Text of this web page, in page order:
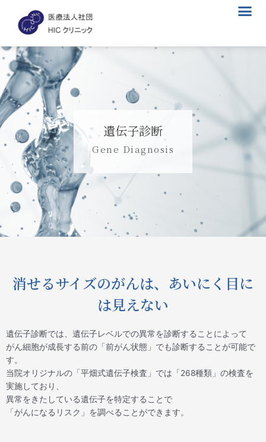
ス
キ
ッ
プ
メ
ニ
ー
遺伝子診断
Gene Diagnosis
消せるサイズのがんは、あいにく目に
は見えない
遺伝子診断では、遺伝子レベルでの異常を診断することによって
がん細胞が成長する前の「前がん状態」でも診断することが可能で
す。
当院オリジナルの「平畑式遺伝子検査」では「268種類」の検査を
実施しており、
異常をきたしている遺伝子を特定することで
「がんになるリスク」を調べることができます。